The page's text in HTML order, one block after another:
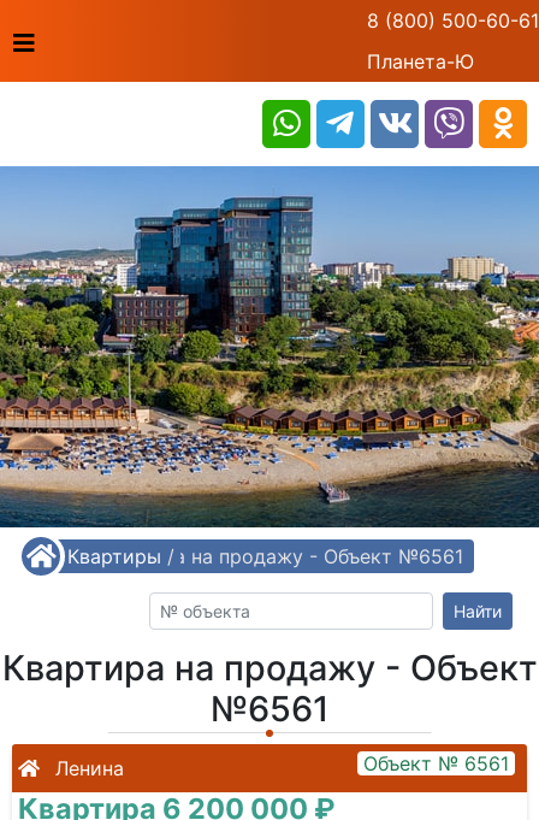
8 (800) 500-60-61
Планета-Ю
/ Квартиры /
Квартира на продажу - Объект №6561
Найти
Квартира на продажу - Объект
№6561
Ленина Объект № 6561
Квартира 6 200 000 ₽